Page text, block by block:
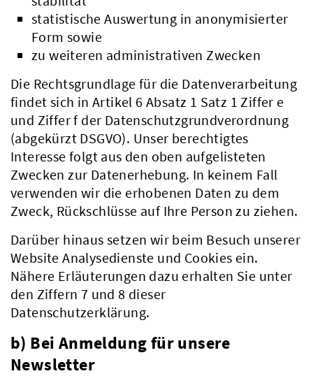
statistische Auswertung in anonymisierter
Form sowie
zu weiteren administrativen Zwecken
Die Rechtsgrundlage für die Datenverarbeitung
findet sich in Artikel 6 Absatz 1 Satz 1 Ziffer e
und Ziffer f der Datenschutzgrundverordnung
(abgekürzt DSGVO). Unser berechtigtes
Interesse folgt aus den oben aufgelisteten
Zwecken zur Datenerhebung. In keinem Fall
verwenden wir die erhobenen Daten zu dem
Zweck, Rückschlüsse auf Ihre Person zu ziehen.
Darüber hinaus setzen wir beim Besuch unserer
Website Analysedienste und Cookies ein.
Nähere Erläuterungen dazu erhalten Sie unter
den Ziffern 7 und 8 dieser
Datenschutzerklärung.
b) Bei Anmeldung für unsere
Newsletter